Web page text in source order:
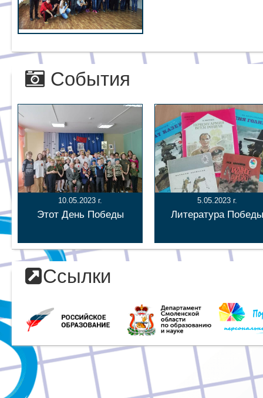
События
10.05.2023 г.
Этот День Победы
5.05.2023 г.
Литература Победы
Ссылки